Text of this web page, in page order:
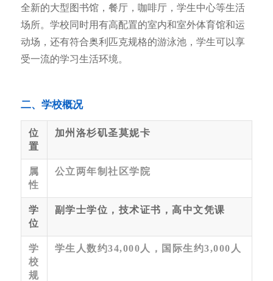
全新的大型图书馆，餐厅，咖啡厅，学生中心等生活
场所。学校同时用有高配置的室内和室外体育馆和运
动场，还有符合奥利匹克规格的游泳池，学生可以享
受一流的学习生活环境。
二、学校概况
位
置
加州洛杉矶圣莫妮卡
属
性
公立两年制社区学院
学
位
副学士学位，技术证书，高中文凭课
学
校
规
学生人数约34,000人，国际生约3,000人